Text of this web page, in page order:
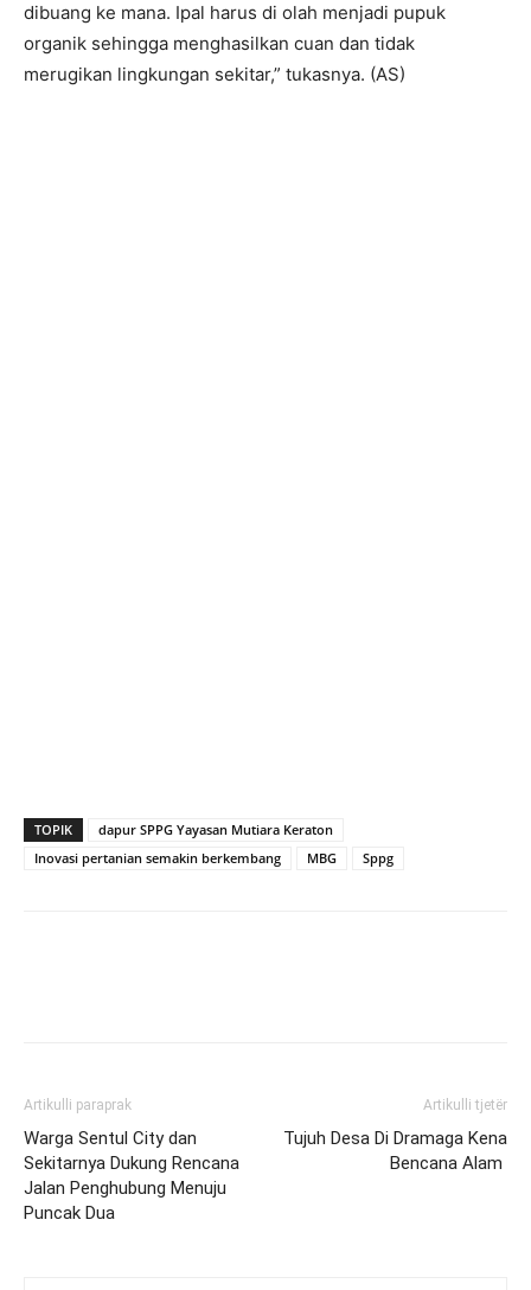
dibuang ke mana. Ipal harus di olah menjadi pupuk
organik sehingga menghasilkan cuan dan tidak
merugikan lingkungan sekitar,” tukasnya. (AS)
TOPIK
dapur SPPG Yayasan Mutiara Keraton
Inovasi pertanian semakin berkembang
MBG Sppg
Artikulli paraprak
Warga Sentul City dan
Sekitarnya Dukung Rencana
Jalan Penghubung Menuju
Puncak Dua
Artikulli tjetër
Tujuh Desa Di Dramaga Kena
Bencana Alam